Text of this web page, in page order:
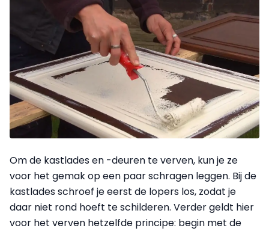
Om de kastlades en -deuren te verven, kun je ze
voor het gemak op een paar schragen leggen. Bij de
kastlades schroef je eerst de lopers los, zodat je
daar niet rond hoeft te schilderen. Verder geldt hier
voor het verven hetzelfde principe: begin met de